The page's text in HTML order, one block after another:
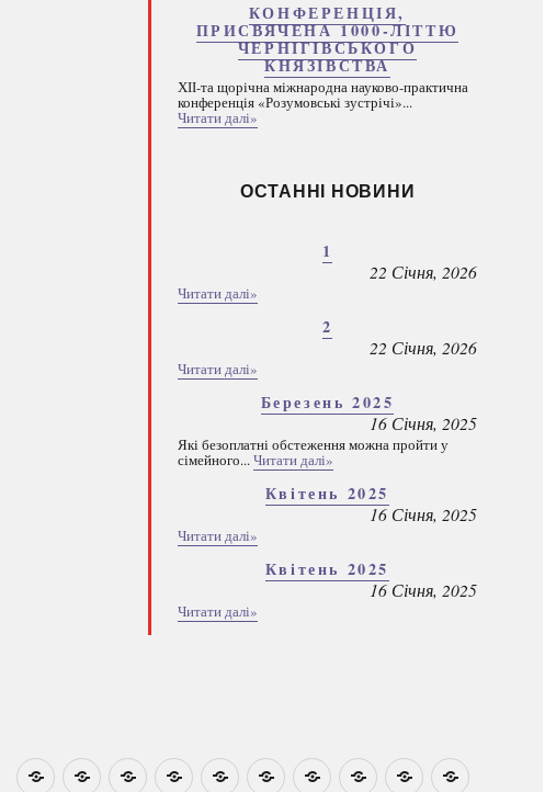
КОНФЕРЕНЦІЯ,
ПРИСВЯЧЕНА 1000-ЛІТТЮ
ЧЕРНІГІВСЬКОГО
КНЯЗІВСТВА
ХІІ-та щорічна міжнародна науково-практична
конференція «Розумовські зустрічі»...
Читати далі»
ОСТАННІ НОВИНИ
1
22 Січня, 2026
Читати далі»
2
22 Січня, 2026
Читати далі»
Березень 2025
16 Січня, 2025
Які безоплатні обстеження можна пройти у
сімейного...Читати далі»
Квітень 2025
16 Січня, 2025
Читати далі»
Квітень 2025
16 Січня, 2025
Читати далі»
НовиниНавчально-
Ми
Звіти Про
План Розумовські
Реєстрація
КаталогЯкі